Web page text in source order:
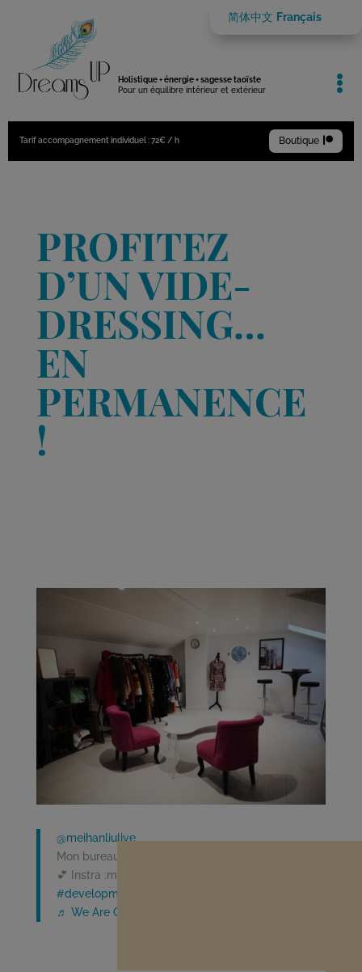
Holistique + énergie + sagesse taoïste
Pour un équilibre intérieur et extérieur

Tarif accompagnement individuel : 72€ / h Boutique 
简体中文 Français
PROFITEZ
D’UN VIDE-
DRESSING…
EN
PERMANENCE
!
@meihanliulive
Mon bureau est presque finis. Qui veut venir ? 😉
💕 Instra :meihanliulive 💕 🤗
#developmentensoi
♬ We Are One - Vexento